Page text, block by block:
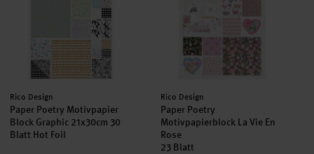
Hersteller:
Rico Design
Paper Poetry Motivpapier
Block Graphic 21x30cm 30
Blatt Hot Foil
Hersteller:
Rico Design
Paper Poetry
Motivpapierblock La Vie En
Rose
23 Blatt